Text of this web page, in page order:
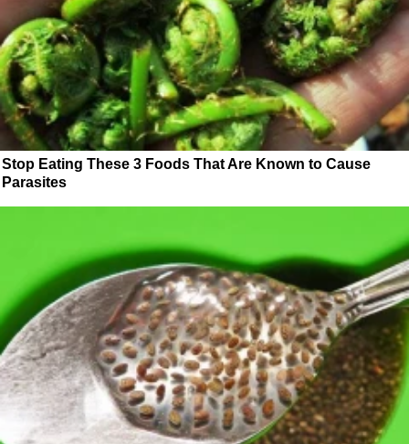
Stop Eating These 3 Foods That Are Known to Cause
Parasites